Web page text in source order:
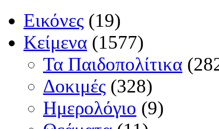
Εικόνες (19)
Κείμενα (1577)
Τα Παιδοπολίτικα
Δοκιμές (328)
Ημερολόγιο (9)